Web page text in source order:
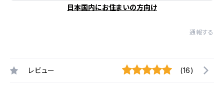
日本国内にお住まいの方向け
通報する
レビュー (16)